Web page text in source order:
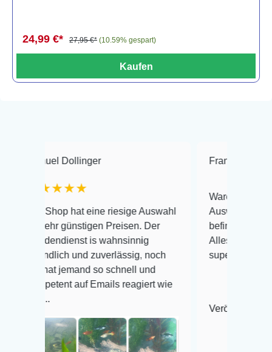
24,99 €* 27,95 €* (10.59% gespart)
Kaufen
Dollinger
hat eine riesige Auswahl
günstigen Preisen. Der
is wahnsinnig
und zuverlässig, noch
jemand so schnell und
auf Emails reagiert wie
Frank Hackmayer
Warenanlieferung Top und
Auswahl plus
befinden der Fische
Alles ist quick lebendig
super Zustand. Gerne
Veröffentlicht auf Google